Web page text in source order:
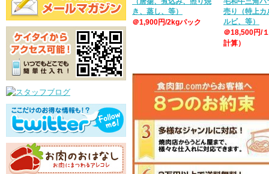
き、蒸し、等）
＠1,900円/2kgパック
売り（特上カ
ルビ、等）
＠18,500円/
計算）